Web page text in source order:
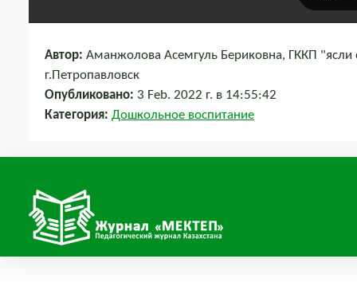
Автор: Аманжолова Асемгуль Бериковна, ГККП
г.Петропавловск
Опубликовано: 3 Feb. 2022 г. в 14:55:42
Категория: Дошкольное воспитание